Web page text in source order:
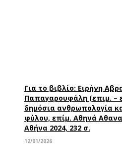
Για το βιβλίο: Ειρήνη
Παπαγαρουφάλη (επιμ. –
δημόσια ανθρωπολογία
φύλου, επίμ. Αθηνά
Αθήνα 2024, 232 σ.
12/01/2026